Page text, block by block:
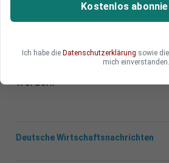
Die EU-Kommission plant
Änderungen bei zahlreichen
neu aufgenommenen
möglichst ohne Widerstände
werden.
Deutsche Wirtschaftsnachrichten
Kostenlos
Ich habe die Datenschutzerklärung sowie die
mich einverstanden.